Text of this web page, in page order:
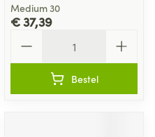
Medium 30
€ 37,39
Bestel